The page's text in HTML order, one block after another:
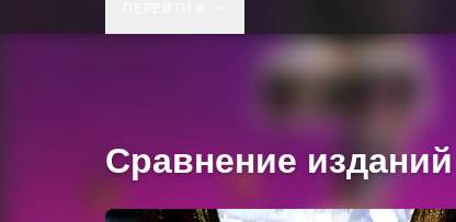
Сравнение изданий